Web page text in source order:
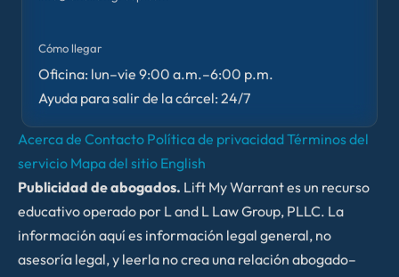
Cómo llegar
Oficina: lun–vie 9:00 a.m.–6:00 p.m.
Ayuda para salir de la cárcel: 24/7
Acerca de Contacto Política de privacidadTérminos del
servicio Mapa del sitio English
Publicidad de abogados. Lift My Warrant es un recurso
educativo operado por L and L Law Group, PLLC. La
información aquí es información legal general, no
asesoría legal, y leerla no crea una relación abogado–